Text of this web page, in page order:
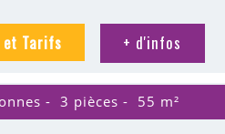
+ d'infos
Tarifs
3 pièces 55 m²